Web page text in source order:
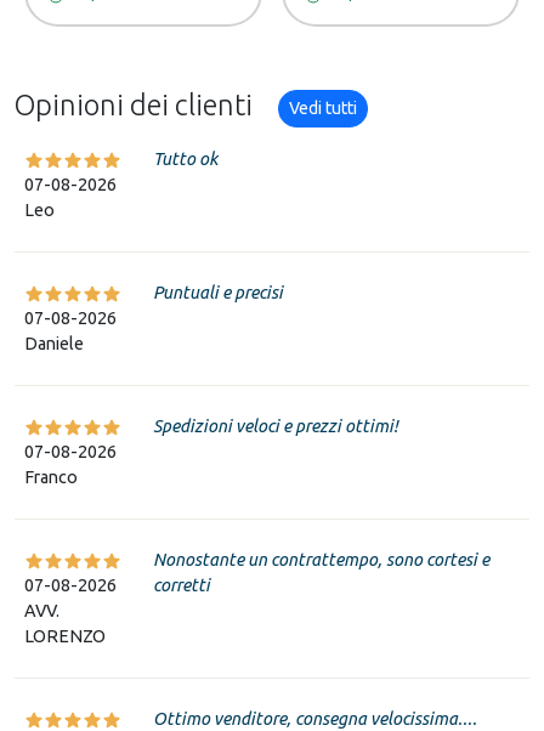
Opinioni dei clienti Vedi tutti
07-08-2026
Leo
Tutto ok
07-08-2026
Daniele
Puntuali e precisi
07-08-2026
Franco
Spedizioni veloci e prezzi ottimi!
07-08-2026
AVV.
LORENZO
Nonostante un contrattempo, sono cortesi e
corretti
Ottimo venditore, consegna velocissima....